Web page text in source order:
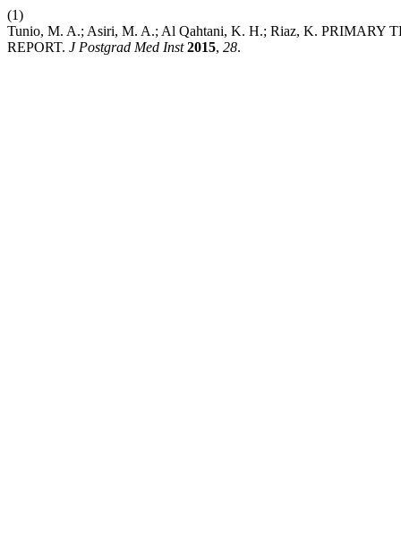
(1)
Tunio, M. A.; Asiri, M. A.; Al Qahtani, K. H.; Riaz, K.
REPORT. J Postgrad Med Inst 2015, 28.